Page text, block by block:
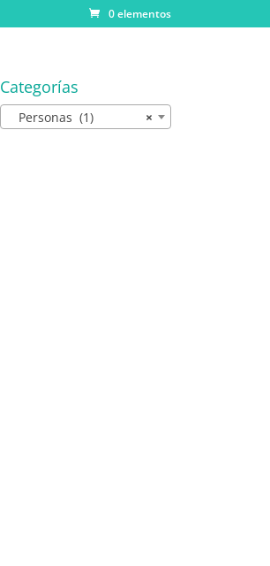
0 elementos
Categorías
×
Personas (1)